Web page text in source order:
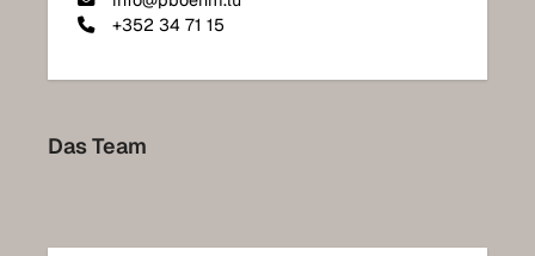
+352 34 71 15
Das Team